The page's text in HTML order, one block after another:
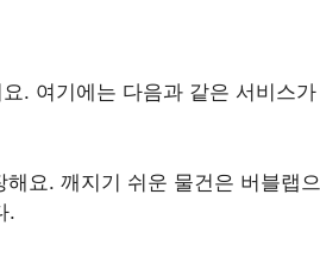
. 여기에는 다음과 같은 서비스가
요. 깨지기 쉬운 물건은 버블랩으
.